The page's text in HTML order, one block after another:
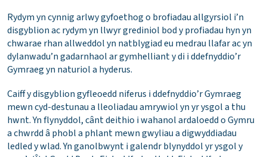
Rydym yn cynnig arlwy gyfoethog o brofiadau allgyrsiol i’n
disgyblion ac rydym yn llwyr grediniol bod y profiadau hyn yn
chwarae rhan allweddol yn natblygiad eu medrau llafar ac yn
dylanwadu’n gadarnhaol ar gymhelliant y di i ddefnyddio’r
Gymraeg yn naturiol a hyderus.
Caiff y disgyblion gyfleoedd niferus i ddefnyddio’r Gymraeg
mewn cyd-destunau a lleoliadau amrywiol yn yr ysgol a thu
hwnt. Yn flynyddol, cânt deithio i wahanol ardaloedd o Gymru
a chwrdd â phobl a phlant mewn gwyliau a digwyddiadau
ledled y wlad. Yn ganolbwynt i galendr blynyddol yr ysgol y